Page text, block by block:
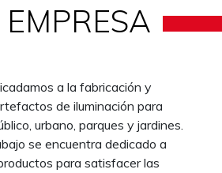
EMPRESA
a la fabricación y
de iluminación para
urbano, parques y jardines.
se encuentra dedicado a
para satisfacer las